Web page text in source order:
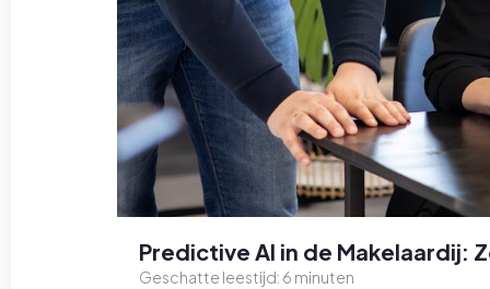
Predictive AI in de Makelaardij:
Geschatte leestijd: 6 minuten